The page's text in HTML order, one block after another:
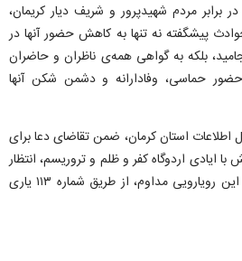
برابر مردم شهیدپرور و شریف دیار کریمان،
پیشگفته نه تنها به کاهش حضور آنها در
بلکه به گواهی همه‌ی ناظران و حاضران
حماسی، وفادارانه و دشمن شکن آنها
اطلاعات استان کرمان، ضمن تقاضای دعا برای
ایادی اردوگاه کفر و ظلم و تروریسم، انتظار
دارند همچون گذشته، ما را در این رویارویی مداوم، از طریق شماره ۱۱۳ یاری